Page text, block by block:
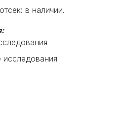
в наличии.
исследования